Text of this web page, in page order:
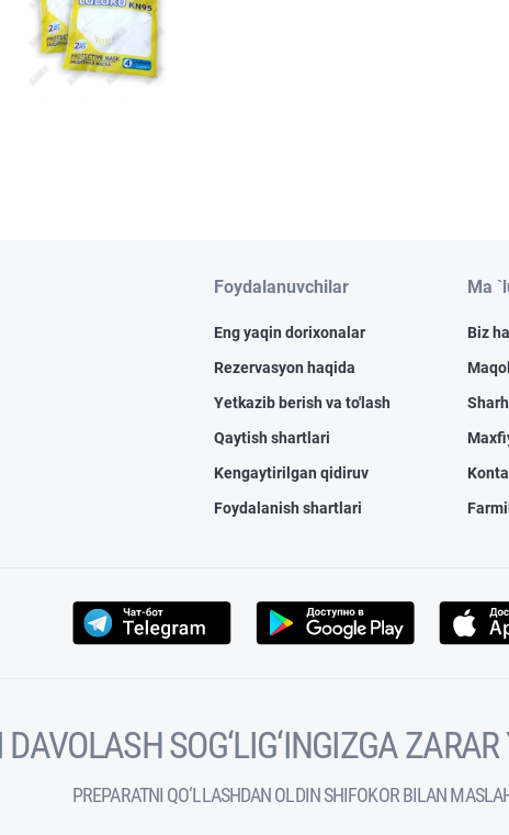
Foydalanuvchilar
Eng yaqin dorixonalar
Rezervasyon haqida
Yetkazib berish va to'lash
Qaytish shartlari
Kengaytirilgan qidiruv
Foydalanish shartlari
Ma
Biz
DAVOLASH SOG‘LIG‘INGIZGA
PREPARATNI QO‘LLASHDAN OLDIN SHIFOKOR BILAN